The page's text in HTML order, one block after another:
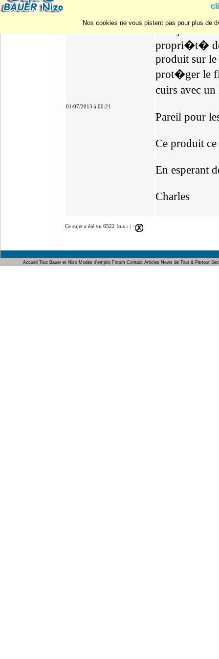
01/07/2013 à 00:21
Moi je
propri�t� de
produit sur
prot�ger le
cuirs avec
Pareil pour
Ce produit
En esperant
Charles
Ce sujet a été vu 6522 fois a | >
Accueil Tout Bauer et Nizo Modes d'emploi Forum Contact Articles News de Tout & Partout
Nos cookies ne vous pistent pas pour plus